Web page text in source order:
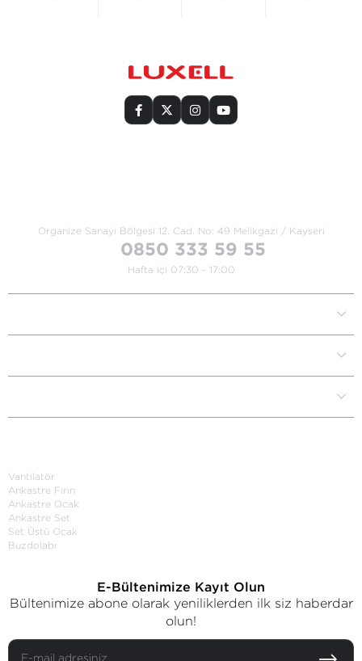
Organize Sanayi Bölgesi 12. Cad. No: 49 Melikgazi / Kayseri
0850 333 59 55
Hafta içi 07:30 - 17:00
Vantilatör
Ankastre Fırın
Ankastre Ocak
Ankastre Set
Set Üstü Ocak
Buzdolabı
E-Bültenimize Kayıt Olun
Bültenimize abone olarak yeniliklerden ilk siz haberdar
olun!